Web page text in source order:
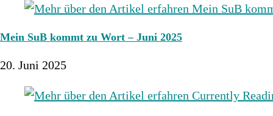
Mein SuB kommt zu Wort – Juni 2025
20. Juni 2025